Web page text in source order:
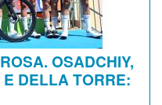
OSADCHIY,
DELLA TORRE: